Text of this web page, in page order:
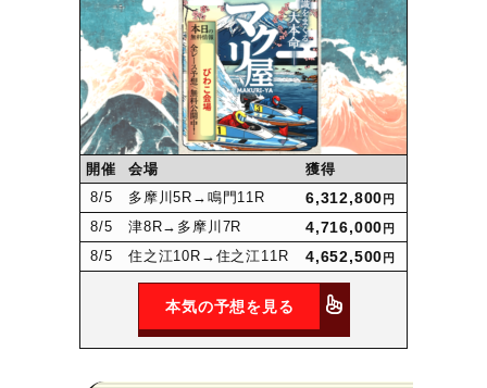
開催 会場
獲得
8/5 多摩川5R →鳴門11R 6,312,800 円
8/5 津8R→多摩川7R 4,716,000 円
8/5 住之江10R →住之江11R 4,652,500 円
本気の予想を見る